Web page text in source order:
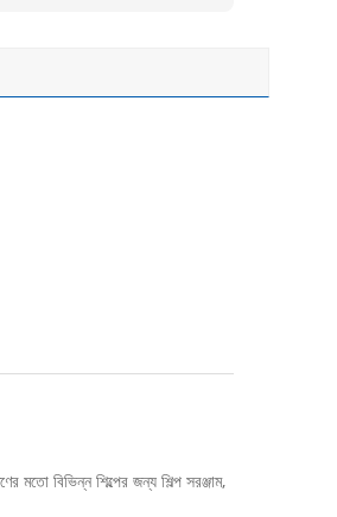
বিভিন্ন শিল্পের জন্য শিল্প সরঞ্জাম,